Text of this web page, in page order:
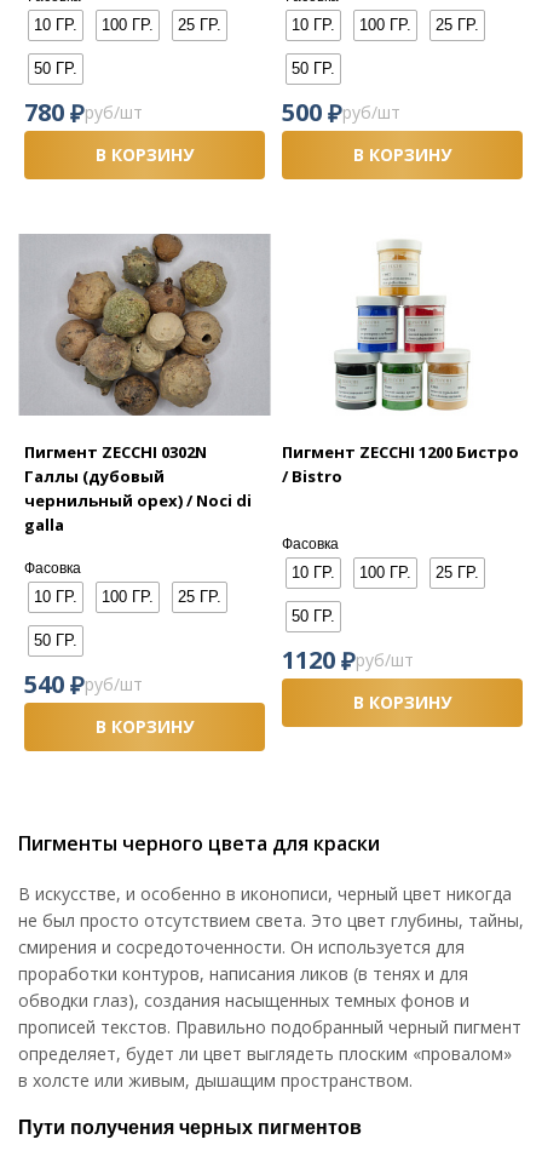
10 ГР. 100 ГР. 25 ГР.
50 ГР.
780₽руб/шт
В КОРЗИНУ
10 ГР. 100 ГР. 25 ГР.
50 ГР.
500₽руб/шт
В КОРЗИНУ
Пигмент ZECCHI 0302N
Галлы (дубовый
чернильный орех) / Noci di
galla
Фасовка
10 ГР. 100 ГР. 25 ГР.
50 ГР.
540₽руб/шт
В КОРЗИНУ
Пигмент ZECCHI 1200 Бистро
/ Bistro
Фасовка
10 ГР. 100 ГР. 25 ГР.
50 ГР.
1120₽руб/шт
В КОРЗИНУ
Пигменты черного цвета для краски
В искусстве, и особенно в иконописи, черный цвет никогда
не был просто отсутствием света. Это цвет глубины, тайны,
смирения и сосредоточенности. Он используется для
проработки контуров, написания ликов (в тенях и для
обводки глаз), создания насыщенных темных фонов и
прописей текстов. Правильно подобранный черный пигмент
определяет, будет ли цвет выглядеть плоским «провалом»
в холсте или живым, дышащим пространством.
Пути получения черных пигментов